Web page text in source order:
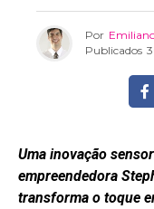
Por
Publicados
Uma inovação
empreendedora
transforma o toque